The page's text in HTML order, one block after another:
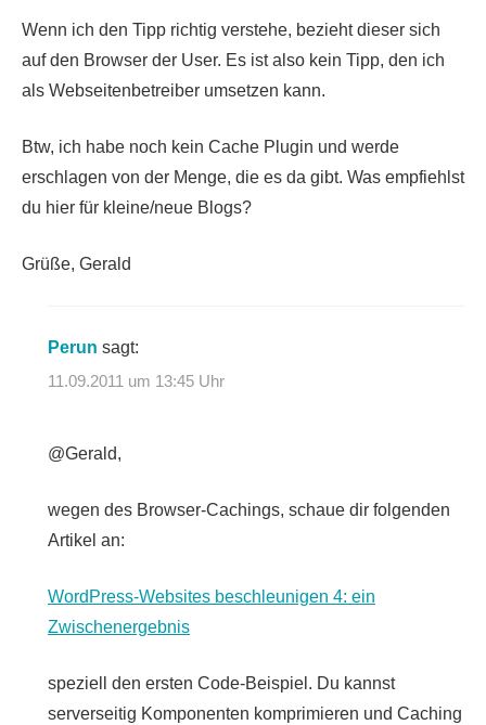
Wenn ich den Tipp richtig verstehe, bezieht dieser sich
auf den Browser der User. Es ist also kein Tipp, den ich
als Webseitenbetreiber umsetzen kann.
Btw, ich habe noch kein Cache Plugin und werde
erschlagen von der Menge, die es da gibt. Was empfiehlst
du hier für kleine/neue Blogs?
Grüße, Gerald
Perun sagt:
11.09.2011 um 13:45 Uhr
@Gerald,
wegen des Browser-Cachings, schaue dir folgenden
Artikel an:
WordPress-Websites beschleunigen 4: ein
Zwischenergebnis
speziell den ersten Code-Beispiel. Du kannst
serverseitig Komponenten komprimieren und Caching